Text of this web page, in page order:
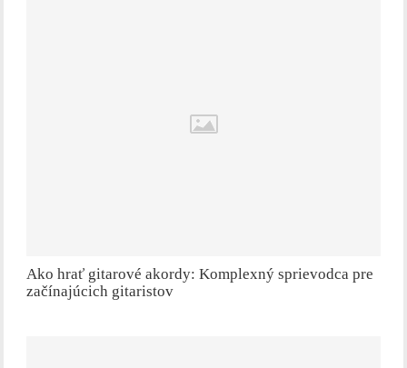
Ako hrať gitarové akordy: Komplexný sprievodca pre
začínajúcich gitaristov